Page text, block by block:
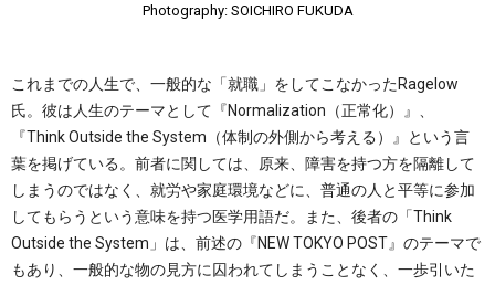
Photography: SOICHIRO FUKUDA
これまでの人生で、一般的な「就職」をしてこなかったRagelow
氏。彼は人生のテーマとして『Normalization（正常化）』、
『Think Outside the System（体制の外側から考える）』という言
葉を掲げている。前者に関しては、原来、障害を持つ方を隔離して
しまうのではなく、就労や家庭環境などに、普通の人と平等に参加
してもらうという意味を持つ医学用語だ。また、後者の「Think
Outside the System」は、前述の『NEW TOKYO POST』のテーマで
もあり、一般的な物の見方に囚われてしまうことなく、一歩引いた